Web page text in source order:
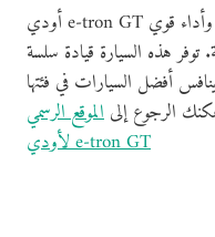
أودي e-tron GT سيارة رياضية كهربائية، تتميز بتصميم أنيق وأداء قوي
توفر هذه السيارة قيادة سلسة
الرجوع إلى الموقع الرسمي
لأودي e-tron GT